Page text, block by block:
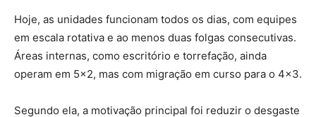
Hoje, as unidades funcionam todos os dias, com equipes
em escala rotativa e ao menos duas folgas consecutivas.
Áreas internas, como escritório e torrefação, ainda
operam em 5×2, mas com migração em curso para o 4×3.
Segundo ela, a motivação principal foi reduzir o desgaste